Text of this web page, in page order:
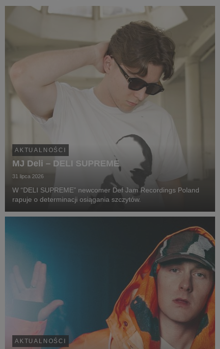
AKTUALNOŚCI
MJ Deli – DELI SUPREME
31 lipca 2026
W “DELI SUPREME” newcomer Def Jam Recordings Poland
rapuje o determinacji osiągania szczytów.
AKTUALNOŚCI